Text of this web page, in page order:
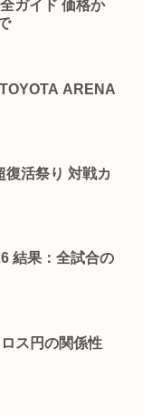
ガイド 価格か
ARENA
復活祭り 対戦カ
結果：全試合の
ス円の関係性